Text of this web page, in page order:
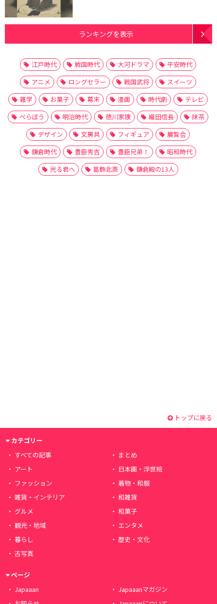
ランキングを表示
江戸時代 戦国時代 大河ドラマ
平安時代
アニメ
ロングセラー 戦国武将
スイーツ
雑学
お菓子 幕末 漫画 時代劇
テレビ
べらぼう
明治時代 徳川家康 織田信長
抹茶
デザイン
文房具 フィギュア
展覧会
鎌倉時代
豊臣秀吉 豊臣兄弟！
昭和時代
光る君へ
葛飾北斎 鎌倉殿の13人
トップに戻る
カテゴリー
すべての記事
まとめ
アート
日本画・浮世絵
ファッション
着物・和服
雑貨・インテリア
和雑貨
グルメ
和菓子
観光・地域
エンタメ
暮らし
歴史・文化
古写真
ページ
Japaaan
Japaaanマガジン